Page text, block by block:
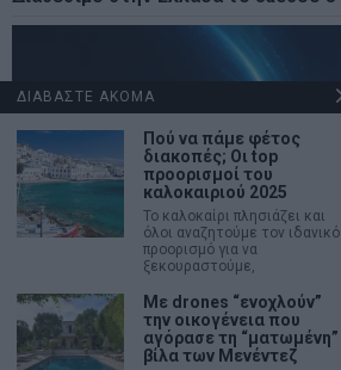
ΔΙΑΒΑΣΤΕ ΑΚΟΜΑ
Πού να πάμε φέτος
διακοπές; Οι top
προορισμοί του
καλοκαιριού 2025
Το καλοκαίρι πλησιάζει και
όλοι αναζητούμε τον ιδανικό
προορισμό για να
ξεκουραστούμε,
Με drones “ενοχλούν”
την οικογένεια που
αγόρασε τη “ματωμένη”
βίλα των Μενέντεζ